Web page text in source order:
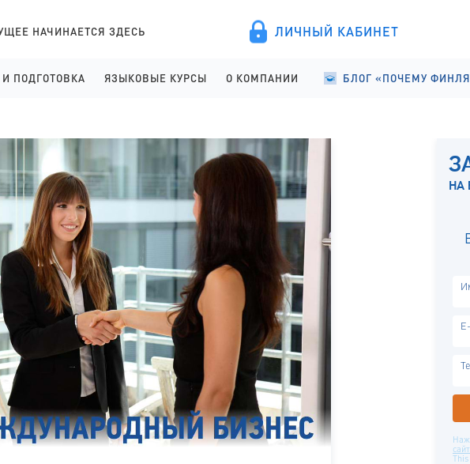
НАЧИНАЕТСЯ ЗДЕСЬ ЛИЧНЫЙ КАБИНЕТ
ПОДГОТОВКА
И РЕГИСТРАЦИЯ
ЯЗЫКОВЫЕ КУРСЫ
АНГЛИЙСКИЙ ДЛЯ ШКОЛЬНИКОВ
АНГЛИЙСКИЙ ДЛЯ СТАРШЕКЛАССНИКОВ
АНГЛИЙСКИЙ ДЛЯ ВЗРОСЛЫХ
ФИНСКИЙ ДЛЯ ПОСТУПАЮЩИХ
О КОМПАНИИ
ПРАВОВЫЕ ДОКУМЕНТЫ
СОТРУДНИЧЕСТВО
БЛОГ «ПОЧЕМУ
СТУДЕНЧЕСКАЯ ЖИЗНЬ
НА